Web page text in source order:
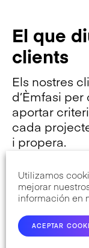
El que
clients
Els nostres
d’Èmfasi
aportar
cada
i propera.
Aquestes
equip en
Utilizamos
mejorar
información en
ACEPTAR